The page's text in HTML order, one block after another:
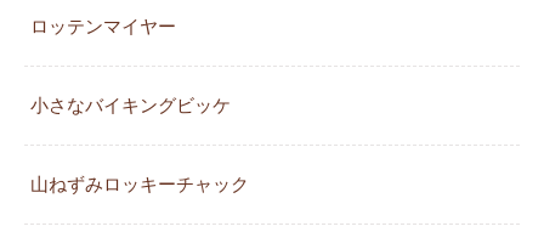
ロッテンマイヤー
小さなバイキングビッケ
山ねずみロッキーチャック